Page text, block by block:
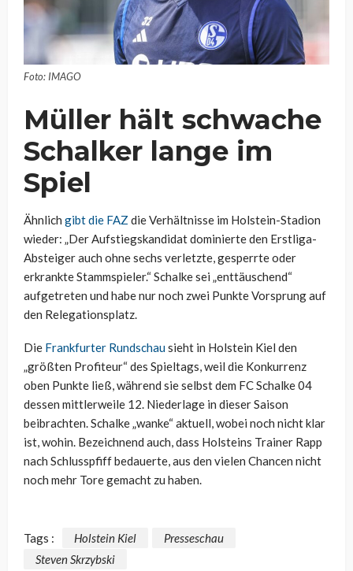
Foto: IMAGO
Müller hält schwache
Schalker lange im
Spiel
Ähnlich gibt die FAZ die Verhältnisse im Holstein-Stadion
wieder: „Der Aufstiegskandidat dominierte den Erstliga-
Absteiger auch ohne sechs verletzte, gesperrte oder
erkrankte Stammspieler.“ Schalke sei „enttäuschend“
aufgetreten und habe nur noch zwei Punkte Vorsprung auf
den Relegationsplatz.
Die Frankfurter Rundschausieht in Holstein Kiel den
„größten Profiteur“ des Spieltags, weil die Konkurrenz
oben Punkte ließ, während sie selbst dem FC Schalke 04
dessen mittlerweile 12. Niederlage in dieser Saison
beibrachten. Schalke „wanke“ aktuell, wobei noch nicht klar
ist, wohin. Bezeichnend auch, dass Holsteins Trainer Rapp
nach Schlusspfiff bedauerte, aus den vielen Chancen nicht
noch mehr Tore gemacht zu haben.
Tags : Holstein Kiel
Presseschau
Steven Skrzybski